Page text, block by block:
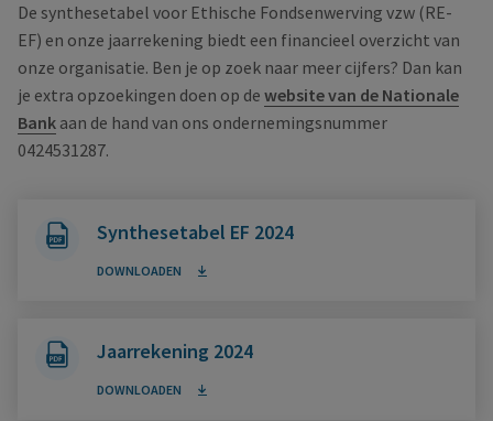
De synthesetabel voor Ethische Fondsenwerving vzw (RE-
EF) en onze jaarrekening biedt een financieel overzicht van
onze organisatie. Ben je op zoek naar meer cijfers? Dan kan
je extra opzoekingen doen op de website van de Nationale
Bank aan de hand van ons ondernemingsnummer
0424531287.
Synthesetabel EF 2024
DOWNLOADEN
Jaarrekening 2024
DOWNLOADEN